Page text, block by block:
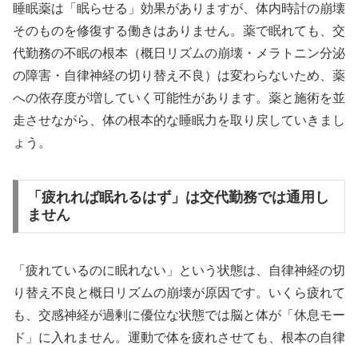
睡眠薬は「眠らせる」効果がありますが、体内時計の崩壊
そのものを修復する働きはありません。薬で眠れても、交
代勤務の不眠の根本（概日リズムの崩壊・メラトニン分泌
の障害・自律神経の切り替え不良）は変わらないため、薬
への依存度が増していく可能性があります。薬と施術を並
走させながら、体の根本的な睡眠力を取り戻していきまし
ょう。
「疲れれば眠れるはず」は交代勤務では通用し
ません
「疲れているのに眠れない」という状態は、自律神経の切
り替え不良と概日リズムの崩壊が原因です。いくら疲れて
も、交感神経が過剰に優位な状態では脳と体が「休息モー
ド」に入れません。運動で体を疲れさせても、根本の自律